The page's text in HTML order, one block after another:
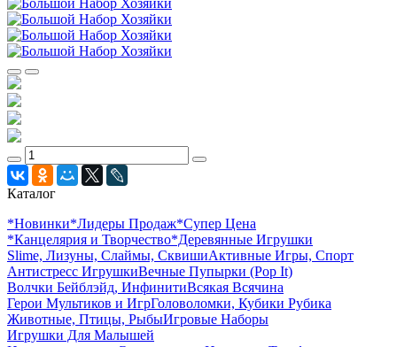
Каталог
*Новинки*Лидеры Продаж*Супер Цена
*Канцелярия и Творчество*Деревянные Игрушки
Slime, Лизуны, Слаймы, СквишиАктивные Игры, Спорт
Антистресс ИгрушкиВечные Пупырки (Pop It)
Волчки Бейблэйд, ИнфинитиВсякая Всячина
Герои Мультиков и ИгрГоловоломки, Кубики Рубика
Животные, Птицы, РыбыИгровые Наборы
Игрушки Для Малышей